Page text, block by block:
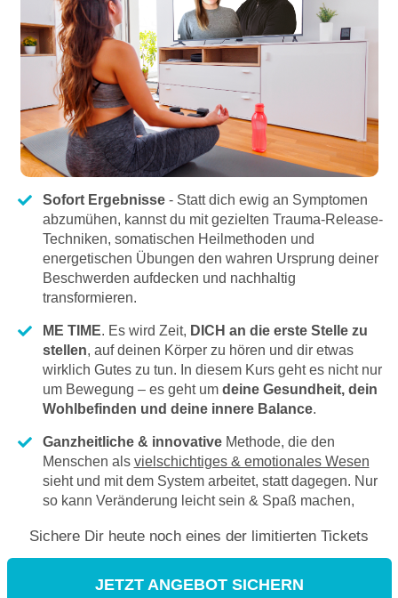
Sofort Ergebnisse- Statt dich ewig an Symptomen
abzumühen, kannst du mit gezielten Trauma-Release-
Techniken, somatischen Heilmethoden und
energetischen Übungen den wahren Ursprung deiner
Beschwerden aufdecken und nachhaltig
transformieren.
ME TIME. Es wird Zeit, DICH an die erste Stelle zu
stellen, auf deinen Körper zu hören und dir etwas
wirklich Gutes zu tun. In diesem Kurs geht es nicht nur
um Bewegung – es geht um deine Gesundheit, dein
Wohlbefinden und deine innere Balance.
Ganzheitliche & innovative Methode, die den
Menschen als vielschichtiges & emotionales Wesen
sieht und mit dem System arbeitet, statt dagegen. Nur
so kann Veränderung leicht sein & Spaß machen,
Sichere Dir heute noch eines der limitierten Tickets
JETZT ANGEBOT SICHERN